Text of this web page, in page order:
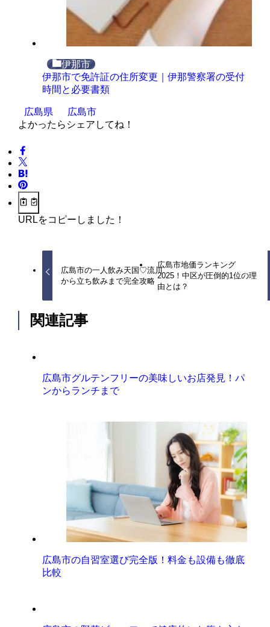
伊那市
伊那市で免許証の住所変更｜伊那警察署の受付
時間と必要書類
広島県
広島市
よかったらシェアしてね！
URLをコピーしました！
広島市の一人飲み天国♡流川
から立ち飲みまで完全攻略
広島市地価ランキング
2025！中区が圧倒的1位の理
由とは？
関連記事
広島市グルテンフリーの美味しいお店発見！パ
ンからランチまで
広島市の自習室選び完全版！料金も設備も徹底
比較